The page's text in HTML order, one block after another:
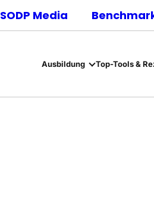
SODP Media
Ausbildung Top-Tools &